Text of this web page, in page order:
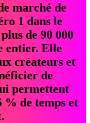
marché de
1 dans le
de 90 000
entier. Elle
créateurs et
de
permettent
% de temps et